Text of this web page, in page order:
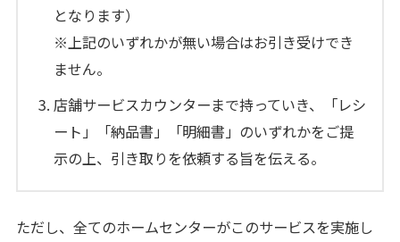
となります）
※上記のいずれかが無い場合はお引き受けでき
ません。
店舗サービスカウンターまで持っていき、「レシ
ート」「納品書」「明細書」のいずれかをご提
示の上、引き取りを依頼する旨を伝える。
ただし、全てのホームセンターがこのサービスを実施し